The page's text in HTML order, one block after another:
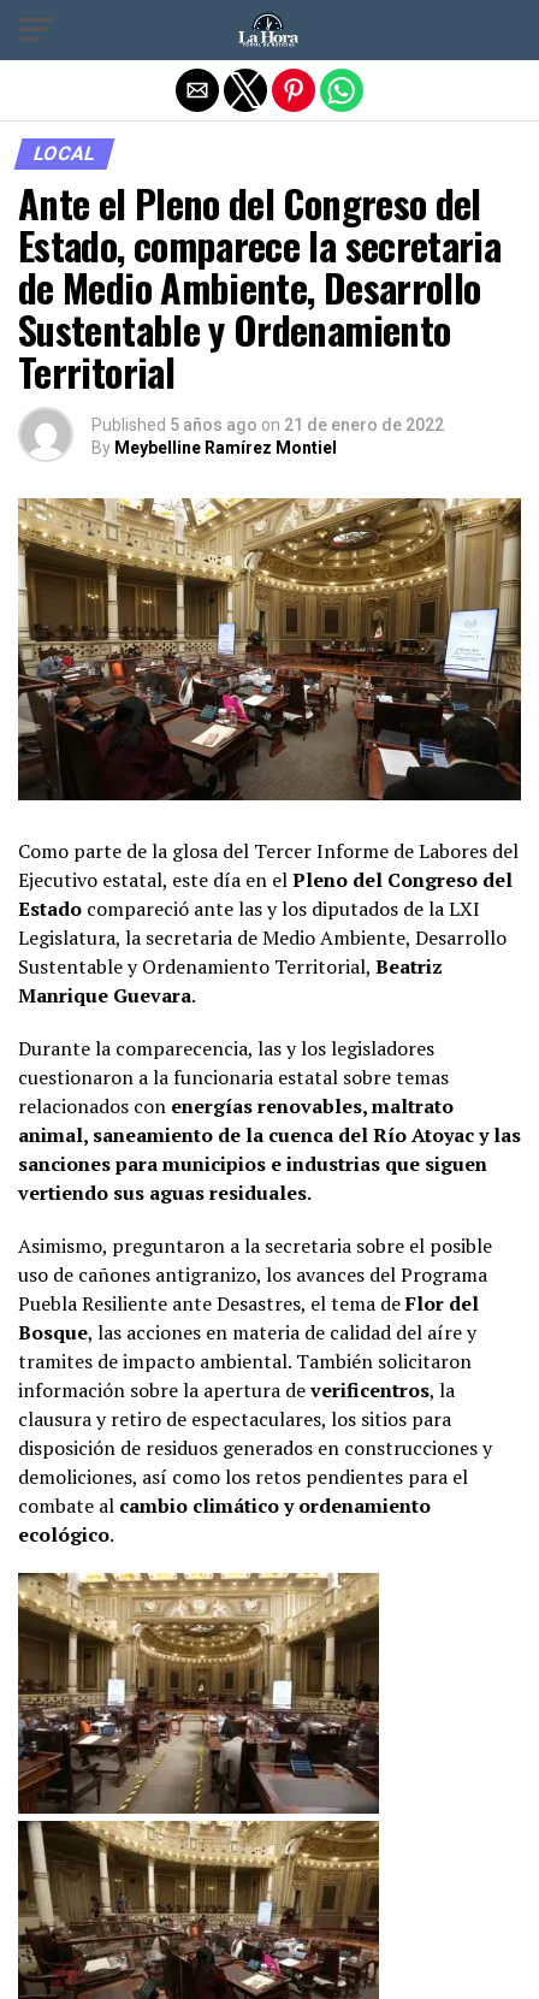
LOCAL
Ante el Pleno del Congreso del
Estado, comparece la secretaria
de Medio Ambiente, Desarrollo
Sustentable y Ordenamiento
Territorial
Published 5 años ago on 21 de enero de 2022
By Meybelline Ramírez Montiel
Como parte de la glosa del Tercer Informe de Labores del
Ejecutivo estatal, este día en elPleno del Congreso del
Estado compareció ante las y los diputados de la LXI
Legislatura, la secretaria de Medio Ambiente, Desarrollo
Sustentable y Ordenamiento Territorial, Beatriz
Manrique Guevara.
Durante la comparecencia, las y los legisladores
cuestionaron a la funcionaria estatal sobre temas
relacionados con energías renovables, maltrato
animal, saneamiento de la cuenca del Río Atoyac y las
sanciones para municipios e industrias que siguen
vertiendo sus aguas residuales.
Asimismo, preguntaron a la secretaria sobre el posible
uso de cañones antigranizo, los avances del Programa
Puebla Resiliente ante Desastres, el tema deFlor del
Bosque, las acciones en materia de calidad del aíre y
tramites de impacto ambiental. También solicitaron
información sobre la apertura deverificentros, la
clausura y retiro de espectaculares, los sitios para
disposición de residuos generados en construcciones y
demoliciones, así como los retos pendientes para el
combate al cambio climático y ordenamiento
ecológico.
Salir de la versión móvil